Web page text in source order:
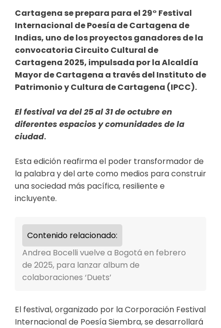
Cartagena se prepara para el 29° Festival
Internacional de Poesía de Cartagena de
Indias, uno de los proyectos ganadores de la
convocatoria Circuito Cultural de
Cartagena 2025, impulsada por la Alcaldía
Mayor de Cartagena a través del Instituto de
Patrimonio y Cultura de Cartagena (IPCC).
El festival va del 25 al 31 de octubre en
diferentes espacios y comunidades de la
ciudad.
Esta edición reafirma el poder transformador de
la palabra y del arte como medios para construir
una sociedad más pacífica, resiliente e
incluyente.
Contenido relacionado:
Andrea Bocelli vuelve a Bogotá en febrero
de 2025, para lanzar album de
colaboraciones ‘Duets’
El festival, organizado por la Corporación Festival
Internacional de Poesía Siembra, se desarrollará